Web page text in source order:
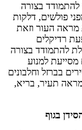
להתמודד בצורה
פולשים, דלקות
מראה העור וזאת
רדיקלים
להתמודד בצורה
למנוע
בברזל וחלבונים
מראה תעיר, בריא,
בגוף